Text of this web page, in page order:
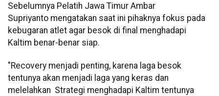
Sebelumnya Pelatih Jawa Timur Ambar
Supriyanto mengatakan saat ini pihaknya fokus pada
kebugaran atlet agar besok di final menghadapi
Kaltim benar-benar siap.
"Recovery menjadi penting, karena laga besok
tentunya akan menjadi laga yang keras dan
melelahkan Strategi menghadapi Kaltim tentunya